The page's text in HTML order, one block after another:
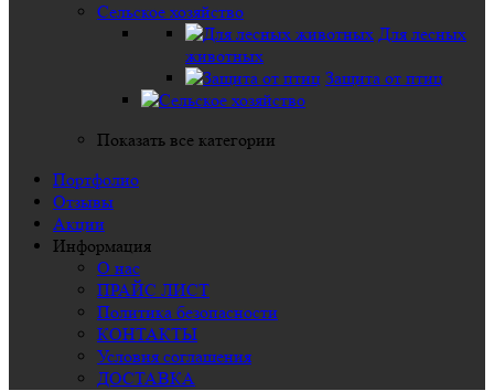
Сельское хозяйство
Для лесных
животных
Защита от птиц
Показать все категории
Портфолио
Отзывы
Акции
Информация
О нас
ПРАЙС ЛИСТ
Политика безопасности
КОНТАКТЫ
Условия соглашения
ДОСТАВКА